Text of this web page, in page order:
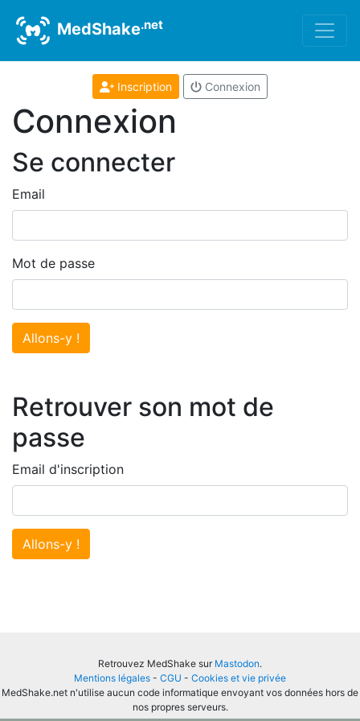
MedShake.net
Inscription Connexion
Connexion
Se connecter
Email
Mot de passe
Allons-y !
Retrouver son mot de
passe
Email d'inscription
Allons-y !
Retrouvez MedShake sur Mastodon.
Mentions légales - CGU - Cookies et vie privée
MedShake.net n'utilise aucun code informatique envoyant vos données hors de
nos propres serveurs.